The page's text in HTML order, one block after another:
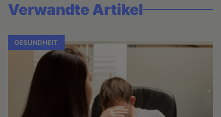
Verwandte Artikel
GESUNDHEIT